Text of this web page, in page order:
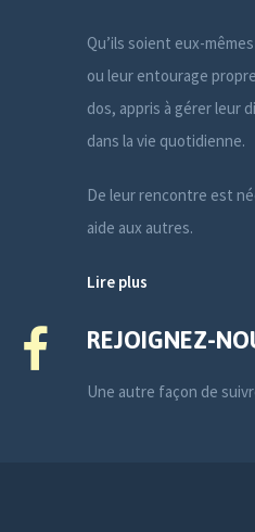
Qu’ils soient eux-
ou leur entourage
dos, appris à gérer leur
dans la vie quotidienne.
De leur rencontre est
aide aux autres.
Lire plus
REJOIGNEZ-
Une autre façon de